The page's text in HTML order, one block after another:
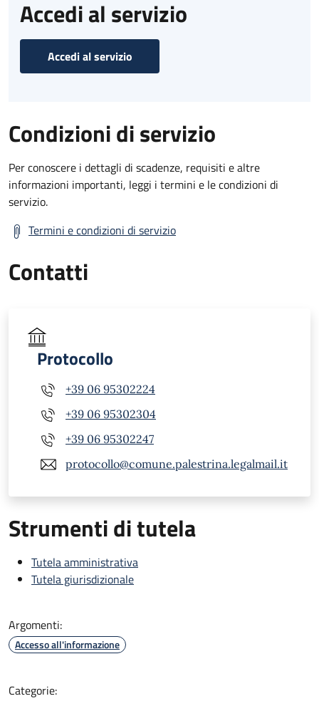
Accedi al servizio
Accedi al servizio
Condizioni di servizio
Per conoscere i dettagli di scadenze, requisiti e altre
informazioni importanti, leggi i termini e le condizioni di
servizio.
Termini e condizioni di servizio
Contatti
Protocollo
+39 06 95302224
+39 06 95302304
+39 06 95302247
protocollo@comune.palestrina.legalmail.it
Strumenti di tutela
Tutela amministrativa
Tutela giurisdizionale
Argomenti:
Accesso all'informazione
Categorie: